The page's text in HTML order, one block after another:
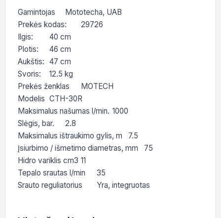
Gamintojas	Mototecha, UAB
Prekės kodas:	29726
Ilgis:	40 cm
Plotis:	46 cm
Aukštis:	47 cm
Svoris:	12.5 kg
Prekės ženklas	MOTECH
Modelis	CTH-30R
Maksimalus našumas l/min.	1000
Slėgis, bar.	2.8
Maksimalus ištraukimo gylis, m	7.5
Įsiurbimo / išmetimo diametras, mm	75
Hidro variklis cm3	11
Tepalo srautas l/min	35
Srauto reguliatorius	Yra, integruotas